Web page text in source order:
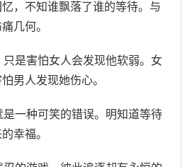
，不知谁飘落了谁的等待。与
几何。
是害怕女人会发现他软弱。女
男人发现她伤心。
一种可笑的错误。明知道等待
幸福。